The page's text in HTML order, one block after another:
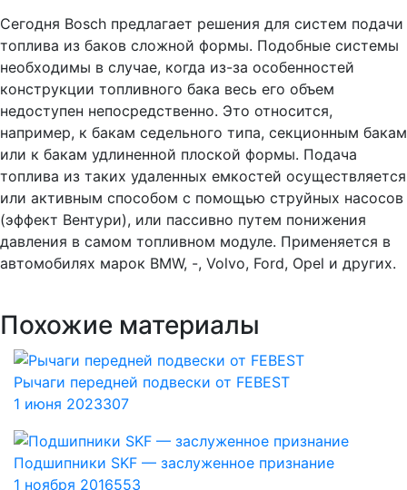
Сегодня Bosch предлагает решения для систем подачи
топлива из баков сложной формы. Подобные системы
необходимы в случае, когда из-за особенностей
конструкции топливного бака весь его объем
недоступен непосредственно. Это относится,
например, к бакам седельного типа, секционным бакам
или к бакам удлиненной плоской формы. Подача
топлива из таких удаленных емкостей осуществляется
или активным способом с помощью струйных насосов
(эффект Вентури), или пассивно путем понижения
давления в самом топливном модуле. Применяется в
автомобилях марок BMW, -, Volvo, Ford, Opel и других.
Похожие материалы
Рычаги передней подвески от FEBEST
1 июня 2023307
Подшипники SKF — заслуженное признание
1 ноября 2016553